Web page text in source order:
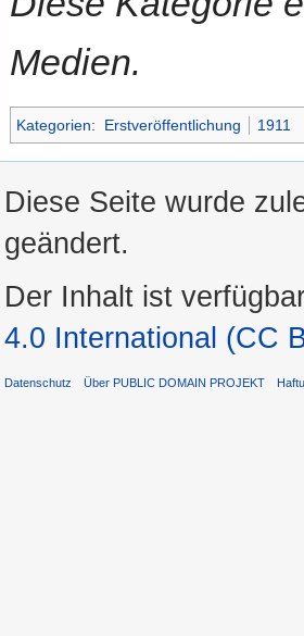
Medien.
Kategorien: Erstveröffentlichung 1911
Diese Seite wurde
geändert.
Der Inhalt ist
4.0 International (CC
Datenschutz Über PUBLIC DOMAIN PROJEKT